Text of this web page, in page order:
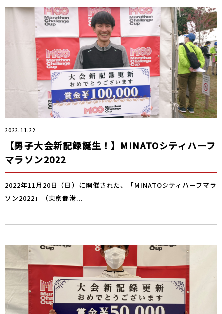
2022.11.22
【男子大会新記録誕生！】MINATOシティハーフ
マラソン2022
2022年11月20日（日）に開催された、「MINATOシティハーフマラ
ソン2022」（東京都港...